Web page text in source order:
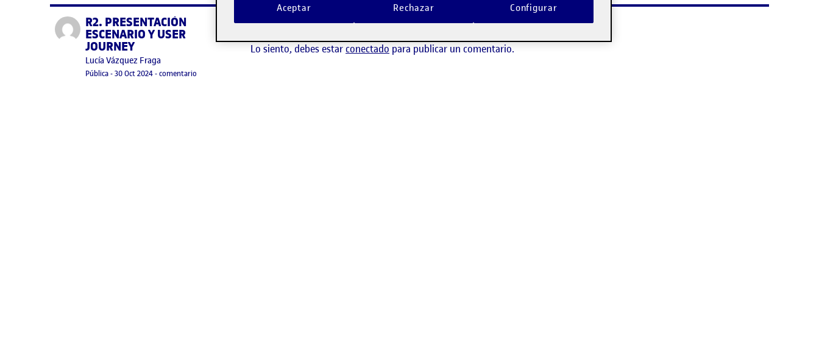
Publicado porR2. PRESENTACIÓN
ESCENARIO Y USER
JOURNEY
Publicado por
Lucía Vázquez Fraga
Visibilidad:
Pública-Fecha de publicación
30 Oct 2024-comentario
No hay comentarios.
Lo siento, debes estarconectado para publicar un comentario.
Rechazar
Aceptar Configurar